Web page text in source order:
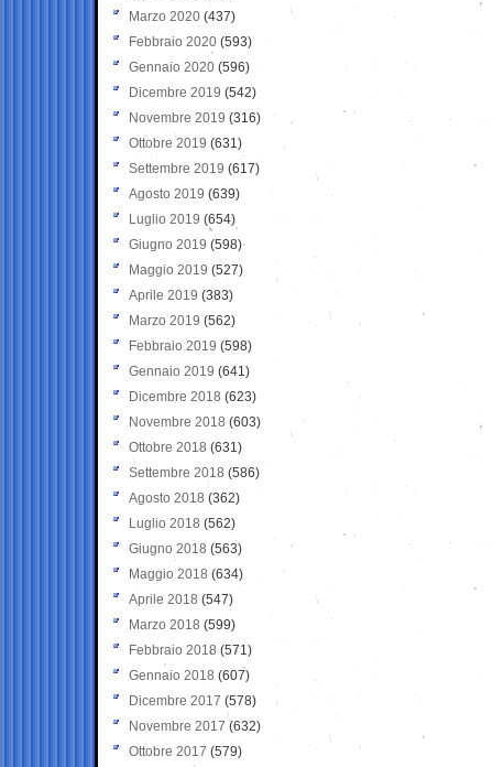
Marzo 2020 (437)
Febbraio 2020 (593)
Gennaio 2020 (596)
Dicembre 2019 (542)
Novembre 2019 (316)
Ottobre 2019 (631)
Settembre 2019 (617)
Agosto 2019 (639)
Luglio 2019 (654)
Giugno 2019 (598)
Maggio 2019 (527)
Aprile 2019 (383)
Marzo 2019 (562)
Febbraio 2019 (598)
Gennaio 2019 (641)
Dicembre 2018 (623)
Novembre 2018 (603)
Ottobre 2018 (631)
Settembre 2018 (586)
Agosto 2018 (362)
Luglio 2018 (562)
Giugno 2018 (563)
Maggio 2018 (634)
Aprile 2018 (547)
Marzo 2018 (599)
Febbraio 2018 (571)
Gennaio 2018 (607)
Dicembre 2017 (578)
Novembre 2017 (632)
Ottobre 2017 (579)